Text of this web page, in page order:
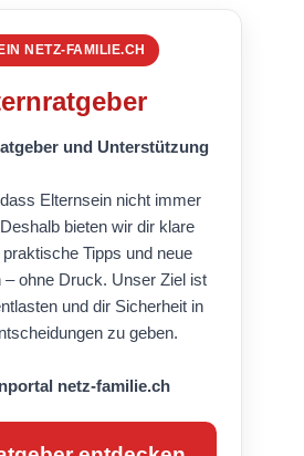
NETZ-FAMILIE.CH
und Unterstützung
Elternsein nicht immer
bieten wir dir klare
Tipps und neue
– ohne Druck. Unser Ziel ist
und dir Sicherheit in
zu geben.
netz-familie.ch